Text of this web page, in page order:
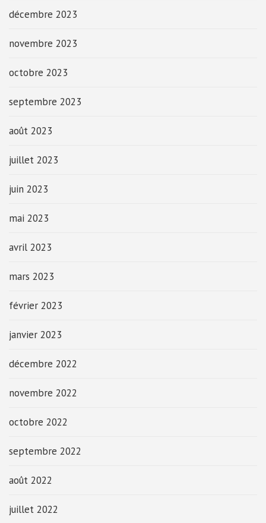
décembre 2023
novembre 2023
octobre 2023
septembre 2023
août 2023
juillet 2023
juin 2023
mai 2023
avril 2023
mars 2023
février 2023
janvier 2023
décembre 2022
novembre 2022
octobre 2022
septembre 2022
août 2022
juillet 2022